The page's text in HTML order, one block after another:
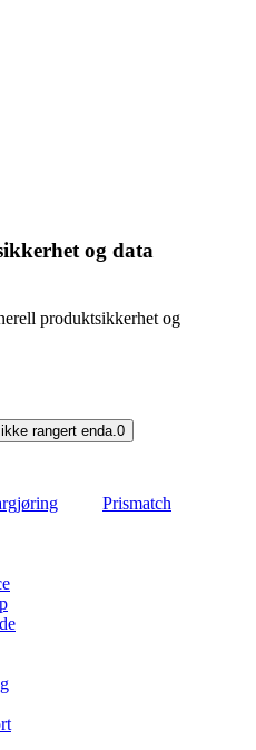
og data
produktsikkerhet og
rangert enda. 0
Prismatch